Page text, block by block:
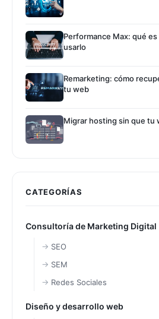
Performance Max: qué
usarlo
Remarketing: cómo
tu web
Migrar hosting sin que tu
CATEGORÍAS
Consultoría de Marketing Digital
SEO
SEM
Redes Sociales
Diseño y desarrollo web